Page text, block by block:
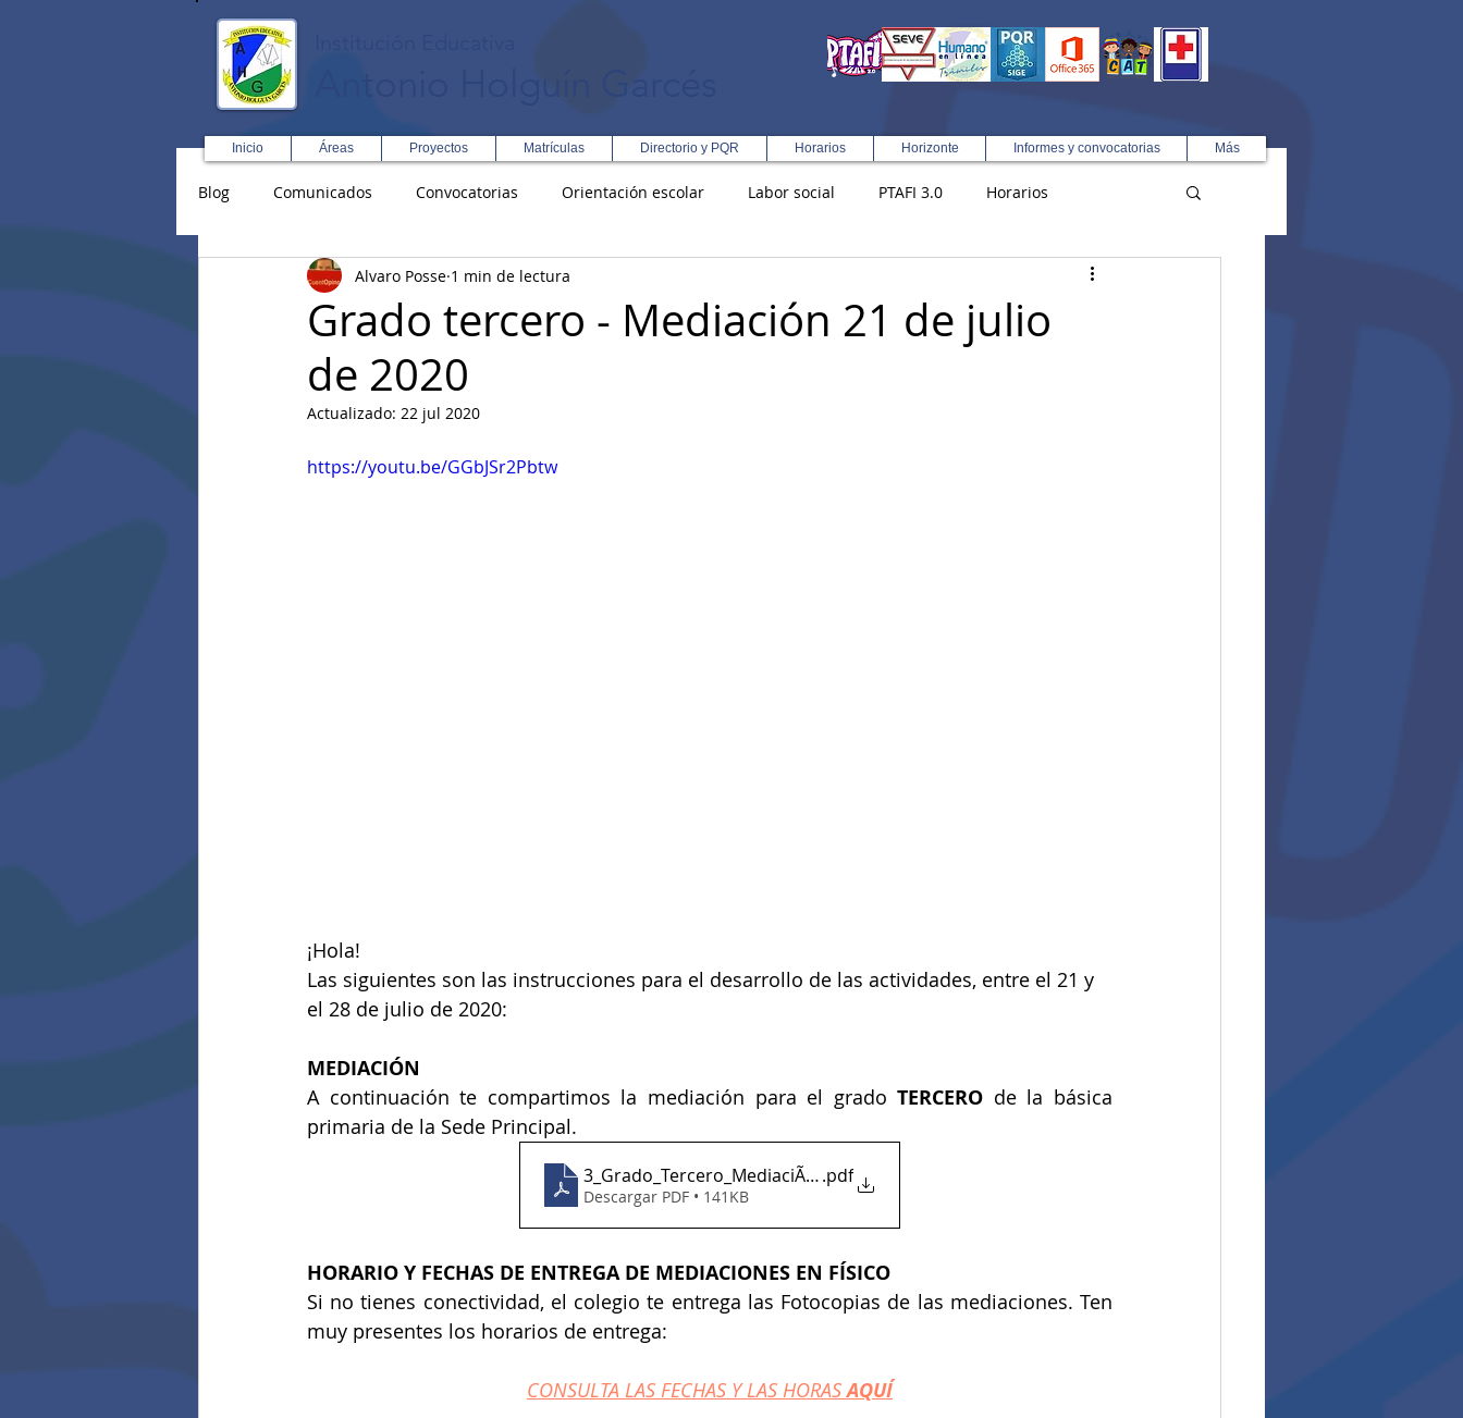
Inicio Áreas Proyectos Matrículas Directorio y PQR Horarios Horizonte Informes y convocatorias Más
Blog Comunicados Convocatorias Orientación escolar Labor social PTAFI 3.0 Horarios
Asopadres SENA Formación Integral en Turismo
Educación Física R y D Inglés
Grado tercero - Mediación 21 de julio
de 2020
Alvaro Posse 1 min de lectura
Actualizado: 22 jul 2020
https://youtu.be/GGbJSr2Pbtw
¡Hola!
Las siguientes son las instrucciones para el desarrollo de las actividades, entre el 21 y
el 28 de julio de 2020:
MEDIACIÓN
A continuación te compartimos la mediación para el grado TERCERO de la básica
primaria de la Sede Principal.
3_Grado_Tercero_MediaciÃ³n_Uno
.pdf
Descargar PDF • 141KB
HORARIO Y FECHAS DE ENTREGA DE MEDIACIONES EN FÍSICO
Si no tienes conectividad, el colegio te entrega las Fotocopias de las mediaciones. Ten
muy presentes los horarios de entrega:
CONSULTA LAS FECHAS Y LAS HORAS AQUÍ